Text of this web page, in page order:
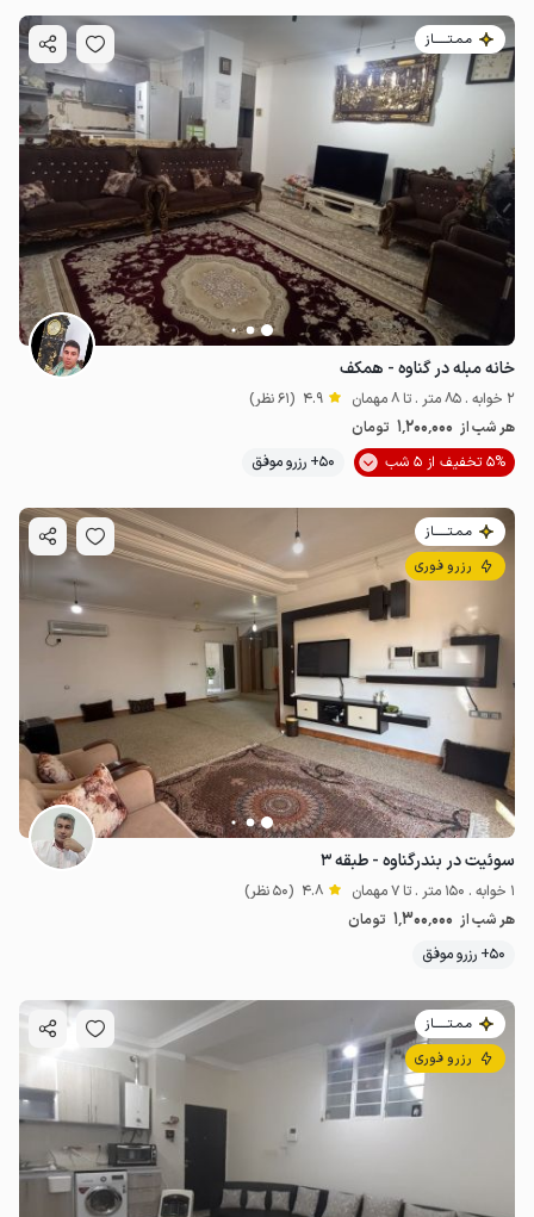
مـمـتــــــاز
خانه مبله در گناوه - همکف
2 خوابه . 85 متر . تا 8 مهمان 4.9 (61 نظر)
هر شب از 1٬200٬000 تومان
5% تخفیف از 5 شب
50+ رزرو موفق
مـمـتــــــاز
رزرو فوری
سوئیت در بندرگناوه - طبقه ۳
1 خوابه . 150 متر . تا 7 مهمان 4.8 (50 نظر)
هر شب از 1٬300٬000 تومان
50+ رزرو موفق
مـمـتــــــاز
رزرو فوری